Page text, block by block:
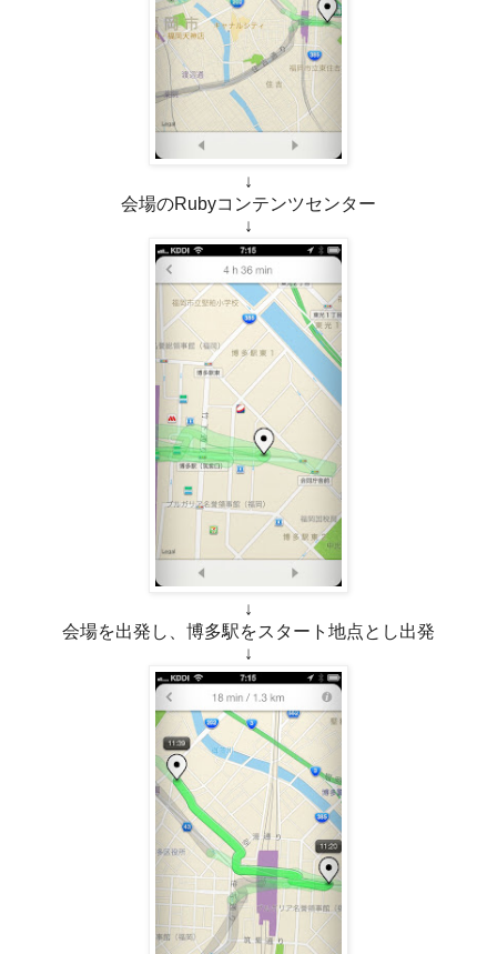
↓
会場のRubyコンテンツセンター
↓
↓
会場を出発し、博多駅をスタート地点とし出発
↓